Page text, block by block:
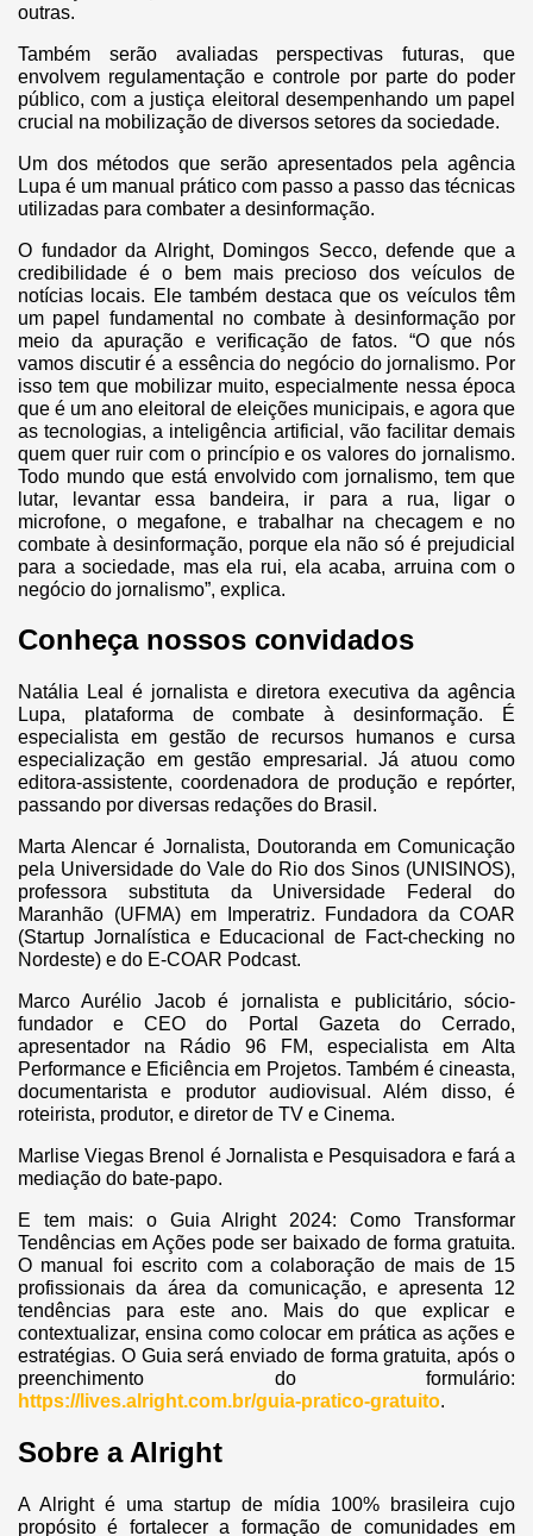
outras.
Também serão avaliadas perspectivas futuras, que
envolvem regulamentação e controle por parte do poder
público, com a justiça eleitoral desempenhando um papel
crucial na mobilização de diversos setores da sociedade.
Um dos métodos que serão apresentados pela agência
Lupa é um manual prático com passo a passo das técnicas
utilizadas para combater a desinformação.
O fundador da Alright, Domingos Secco, defende que a
credibilidade é o bem mais precioso dos veículos de
notícias locais. Ele também destaca que os veículos têm
um papel fundamental no combate à desinformação por
meio da apuração e verificação de fatos. “O que nós
vamos discutir é a essência do negócio do jornalismo. Por
isso tem que mobilizar muito, especialmente nessa época
que é um ano eleitoral de eleições municipais, e agora que
as tecnologias, a inteligência artificial, vão facilitar demais
quem quer ruir com o princípio e os valores do jornalismo.
Todo mundo que está envolvido com jornalismo, tem que
lutar, levantar essa bandeira, ir para a rua, ligar o
microfone, o megafone, e trabalhar na checagem e no
combate à desinformação, porque ela não só é prejudicial
para a sociedade, mas ela rui, ela acaba, arruina com o
negócio do jornalismo”, explica.
Conheça nossos convidados
Natália Leal é jornalista e diretora executiva da agência
Lupa, plataforma de combate à desinformação. É
especialista em gestão de recursos humanos e cursa
especialização em gestão empresarial. Já atuou como
editora-assistente, coordenadora de produção e repórter,
passando por diversas redações do Brasil.
Marta Alencar é Jornalista, Doutoranda em Comunicação
pela Universidade do Vale do Rio dos Sinos (UNISINOS),
professora substituta da Universidade Federal do
Maranhão (UFMA) em Imperatriz. Fundadora da COAR
(Startup Jornalística e Educacional de Fact-checking no
Nordeste) e do E-COAR Podcast.
Marco Aurélio Jacob é jornalista e publicitário, sócio-
fundador e CEO do Portal Gazeta do Cerrado,
apresentador na Rádio 96 FM, especialista em Alta
Performance e Eficiência em Projetos. Também é cineasta,
documentarista e produtor audiovisual. Além disso, é
roteirista, produtor, e diretor de TV e Cinema.
Marlise Viegas Brenol é Jornalista e Pesquisadora e fará a
mediação do bate-papo.
E tem mais: o Guia Alright 2024: Como Transformar
Tendências em Ações pode ser baixado de forma gratuita.
O manual foi escrito com a colaboração de mais de 15
profissionais da área da comunicação, e apresenta 12
tendências para este ano. Mais do que explicar e
contextualizar, ensina como colocar em prática as ações e
estratégias. O Guia será enviado de forma gratuita, após o
preenchimento do formulário:
https://lives.alright.com.br/guia-pratico-gratuito.
Sobre a Alright
A Alright é uma startup de mídia 100% brasileira cujo
propósito é fortalecer a formação de comunidades em